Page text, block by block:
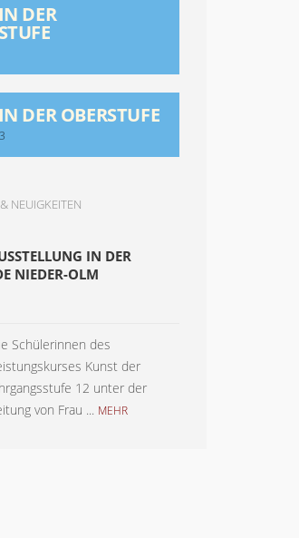
DER
DER OBERSTUFE
NEUIGKEITEN
IN DER
NIEDER-OLM
Schülerinnen des
Kunst der
12 unter der
von Frau ... MEHR